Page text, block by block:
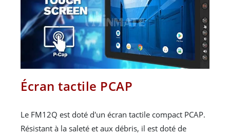
Écran tactile PCAP
Le FM12Q est doté d'un écran tactile compact PCAP.
Résistant à la saleté et aux débris, il est doté de